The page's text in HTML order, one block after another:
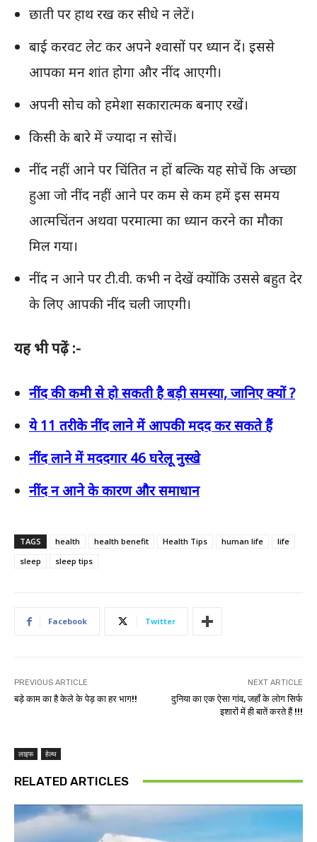
छाती पर हाथ रख कर सीधे न लेटें।
बाई करवट लेट कर अपने श्वासों पर ध्यान दें। इससे
आपका मन शांत होगा और नींद आएगी।
अपनी सोच को हमेशा सकारात्मक बनाए रखें।
किसी के बारे में ज्यादा न सोचें।
नींद नहीं आने पर चिंतित न हों बल्कि यह सोचें कि अच्छा
हुआ जो नींद नहीं आने पर कम से कम हमें इस समय
आत्मचिंतन अथवा परमात्मा का ध्यान करने का मौका
मिल गया।
नींद न आने पर टी.वी. कभी न देखें क्योंकि उससे बहुत देर
के लिए आपकी नींद चली जाएगी।
यह भी पढ़ें :-
नींद की कमी से हो सकती है बड़ी समस्या, जानिए क्यों ?
ये 11 तरीके नींद लाने में आपकी मदद कर सकते हैं
नींद लाने में मददगार 46 घरेलू नुस्खे
नींद न आने के कारण और समाधान
TAGS health health benefit Health Tips human life
life
sleep
sleep tips
Facebook Twitter
PREVIOUS ARTICLE
बड़े काम का है केले के पेड़ का हर भाग!!
NEXT ARTICLE
दुनिया का एक ऐसा गांव, जहाँ के लोग सिर्फ
इशारों में ही बातें करते हैं !!!
लाइफ हेल्थ
RELATED ARTICLES